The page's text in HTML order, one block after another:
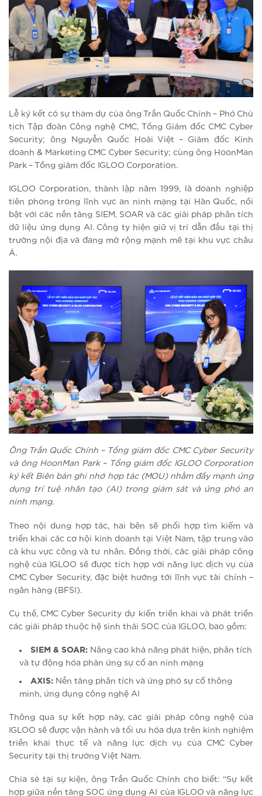
Lễ ký kết có sự tham dự của ông Trần Quốc Chính – Phó Chủ
tịch Tập đoàn Công nghệ CMC, Tổng Giám đốc CMC Cyber
Security; ông Nguyễn Quốc Hoài Việt – Giám đốc Kinh
doanh & Marketing CMC Cyber Security; cùng ông HoonMan
Park – Tổng giám đốc IGLOO Corporation.
IGLOO Corporation, thành lập năm 1999, là doanh nghiệp
tiên phong trong lĩnh vực an ninh mạng tại Hàn Quốc, nổi
bật với các nền tảng SIEM, SOAR và các giải pháp phân tích
dữ liệu ứng dụng AI. Công ty hiện giữ vị trí dẫn đầu tại thị
trường nội địa và đang mở rộng mạnh mẽ tại khu vực châu
Á.
Ông Trần Quốc Chính – Tổng giám đốc CMC Cyber Security
và ông HoonMan Park – Tổng giám đốc IGLOO Corporation
ký kết Biên bản ghi nhớ hợp tác (MOU) nhằm đẩy mạnh ứng
dụng trí tuệ nhân tạo (AI) trong giám sát và ứng phó an
ninh mạng.
Theo nội dung hợp tác, hai bên sẽ phối hợp tìm kiếm và
triển khai các cơ hội kinh doanh tại Việt Nam, tập trung vào
cả khu vực công và tư nhân. Đồng thời, các giải pháp công
nghệ của IGLOO sẽ được tích hợp với năng lực dịch vụ của
CMC Cyber Security, đặc biệt hướng tới lĩnh vực tài chính –
ngân hàng (BFSI).
Cụ thể, CMC Cyber Security dự kiến triển khai và phát triển
các giải pháp thuộc hệ sinh thái SOC của IGLOO, bao gồm:
SIEM & SOAR: Nâng cao khả năng phát hiện, phân tích
và tự động hóa phản ứng sự cố an ninh mạng
AXIS: Nền tảng phân tích và ứng phó sự cố thông
minh, ứng dụng công nghệ AI
Thông qua sự kết hợp này, các giải pháp công nghệ của
IGLOO sẽ được vận hành và tối ưu hóa dựa trên kinh nghiệm
triển khai thực tế và năng lực dịch vụ của CMC Cyber
Security tại thị trường Việt Nam.
Chia sẻ tại sự kiện, ông Trần Quốc Chính cho biết: “Sự kết
hợp giữa nền tảng SOC ứng dụng AI của IGLOO và năng lực